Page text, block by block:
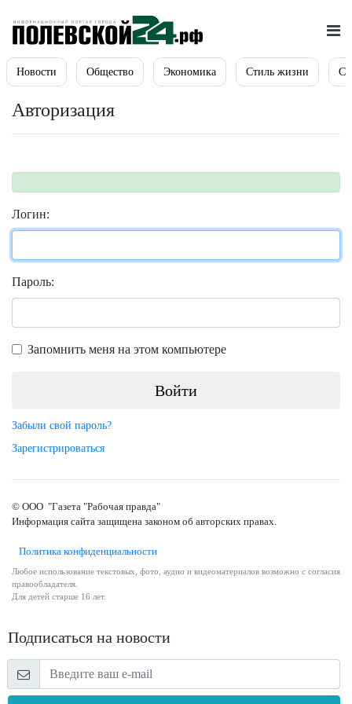
Новости Общество Экономика Стиль жизни
Авторизация
Логин:
Пароль:
Запомнить меня на этом компьютере
Забыли свой пароль?
Зарегистрироваться
© ООО "Газета "Рабочая правда"
Информация сайта защищена законом об авторских правах.
Политика конфиденциальности
Любое использование текстовых, фото, аудио и видеоматериалов возможно с согласия
правообладателя.
Для детей старше 16 лет.
Подписаться на новости